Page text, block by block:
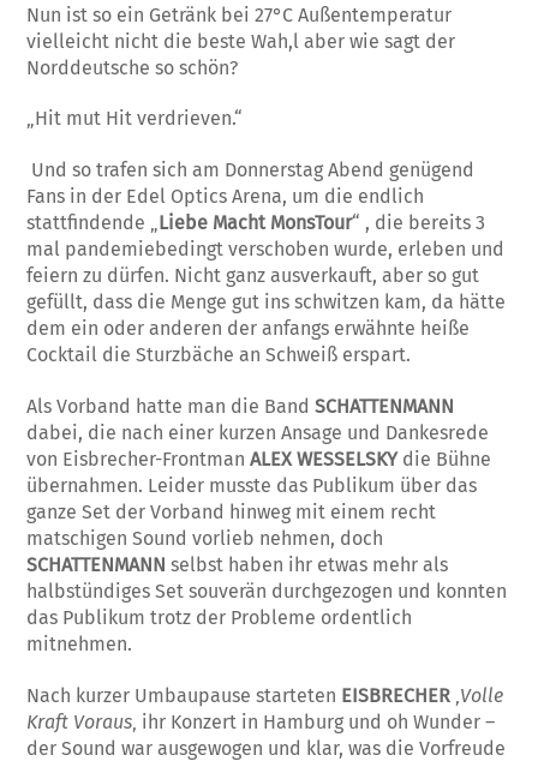
Nun ist so ein Getränk bei 27°C Außentemperatur
vielleicht nicht die beste Wah,l aber wie sagt der
Norddeutsche so schön?
„Hit mut Hit verdrieven.“
Und so trafen sich am Donnerstag Abend genügend
Fans in der Edel Optics Arena, um die endlich
stattfindende „Liebe Macht MonsTour“ , die bereits 3
mal pandemiebedingt verschoben wurde, erleben und
feiern zu dürfen. Nicht ganz ausverkauft, aber so gut
gefüllt, dass die Menge gut ins schwitzen kam, da hätte
dem ein oder anderen der anfangs erwähnte heiße
Cocktail die Sturzbäche an Schweiß erspart.
Als Vorband hatte man die BandSCHATTENMANN
dabei, die nach einer kurzen Ansage und Dankesrede
von Eisbrecher-FrontmanALEX WESSELSKY die Bühne
übernahmen. Leider musste das Publikum über das
ganze Set der Vorband hinweg mit einem recht
matschigen Sound vorlieb nehmen, doch
SCHATTENMANN selbst haben ihr etwas mehr als
halbstündiges Set souverän durchgezogen und konnten
das Publikum trotz der Probleme ordentlich
mitnehmen.
Nach kurzer Umbaupause starteten EISBRECHER Volle
Kraft Voraus ‚ ihr Konzert in Hamburg und oh Wunder –
der Sound war ausgewogen und klar, was die Vorfreude